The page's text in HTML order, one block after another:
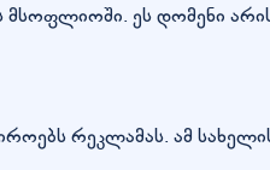
ეს დომენი
რეკლამას. ამ